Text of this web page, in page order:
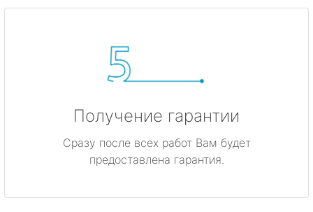
Получение гарантии
Сразу после всех работ Вам будет
предоставлена гарантия.